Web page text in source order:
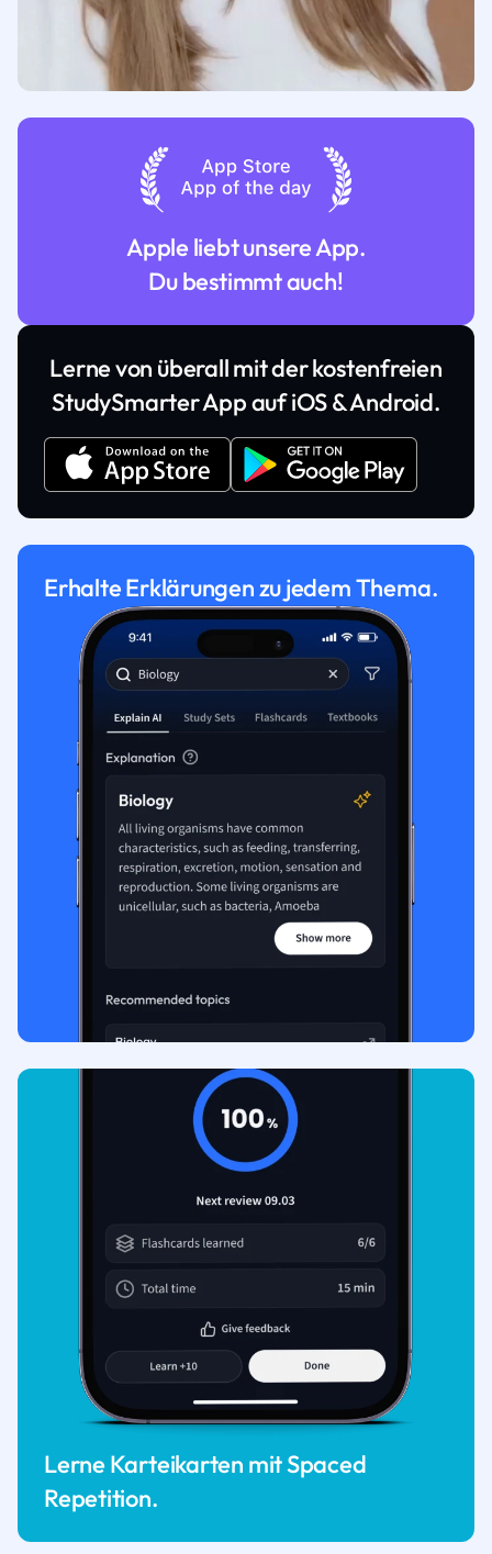
Apple liebt unsere App.
Du bestimmt auch!
Lerne von überall mit der kostenfreien
StudySmarter App auf iOS & Android.
Erhalte Erklärungen zu jedem Thema.
Lerne Karteikarten mit Spaced
Repetition.